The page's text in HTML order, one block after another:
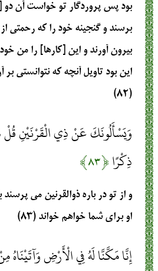
بود پس پروردگار تو خواست آن دو
برسند و گنجينه خود را كه رحمتى
بيرون آورند و اين [كارها] را من
اين بود تاويل آنچه كه نتوانستى
(۸۲)
وَيَسْأَلُونَكَ عَنْ ذِي الْقَرْنَيْنِ
ذِكْرًا﴿۸۳﴾
و از تو در باره ذوالقرنين مى
او براى شما خواهم خواند (۸۳)
إِنَّا مَكَّنَّا لَهُ فِي الْأَرْضِ